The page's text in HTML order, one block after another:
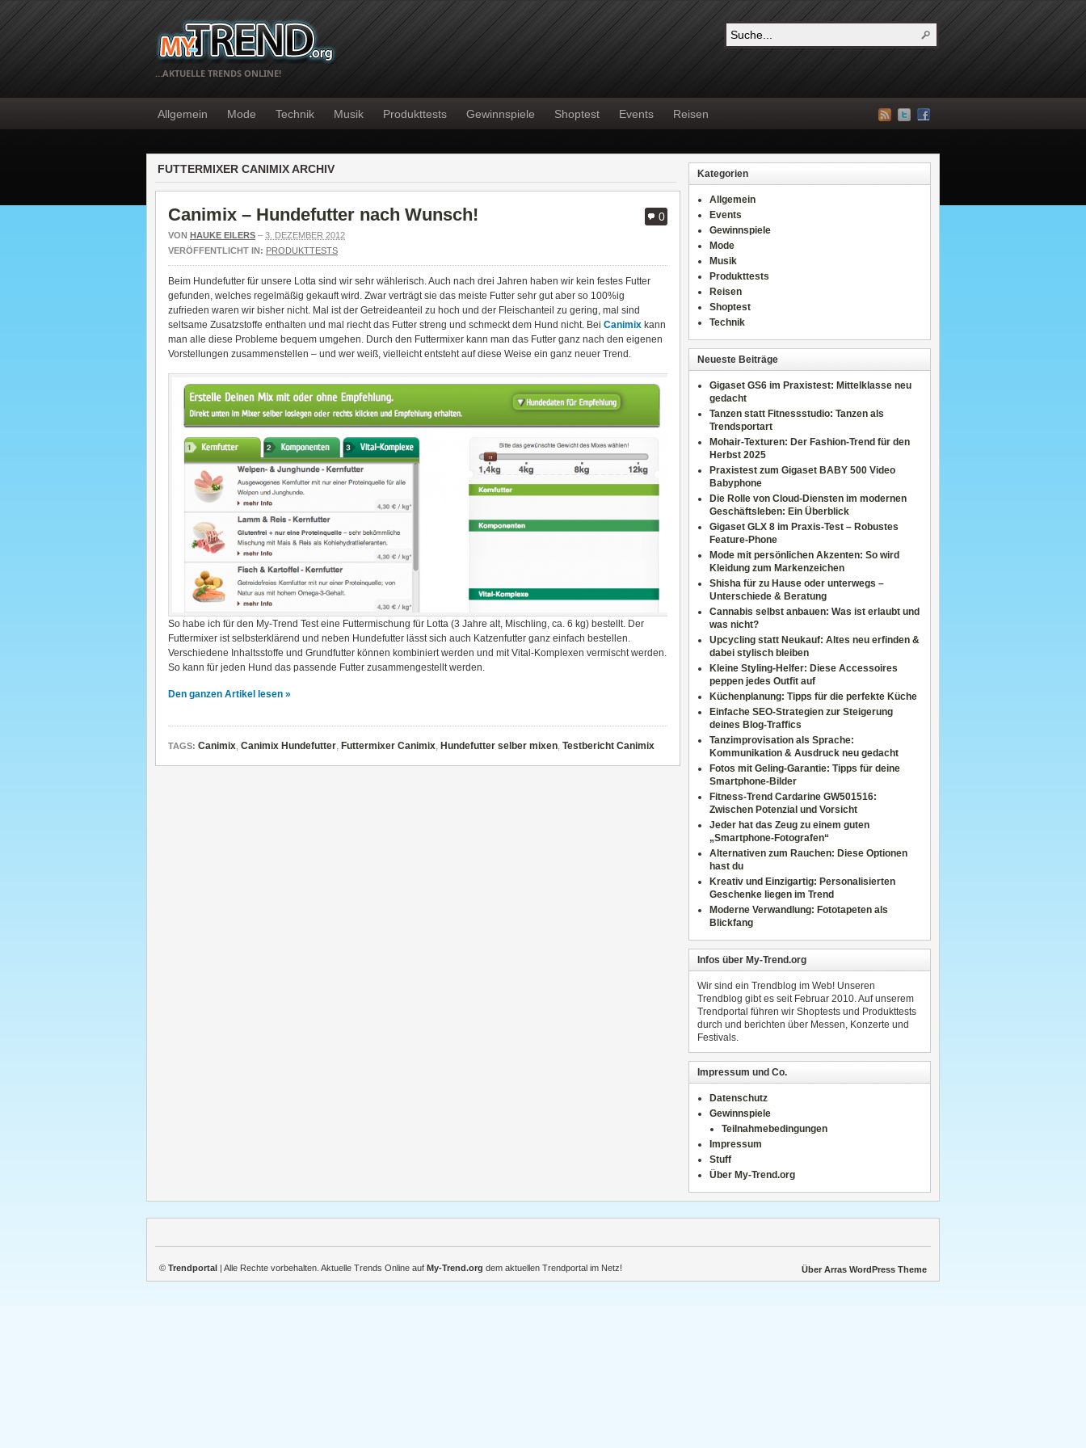
…AKTUELLE TRENDS ONLINE!
Allgemein Mode Technik Musik Produkttests Gewinnspiele Shoptest Events Reisen
FUTTERMIXER CANIMIX ARCHIV
0
Canimix – Hundefutter nach Wunsch!
VON HAUKE EILERS – 3. DEZEMBER 2012
VERÖFFENTLICHT IN: PRODUKTTESTS
Beim Hundefutter für unsere Lotta sind wir sehr wählerisch. Auch nach drei Jahren haben wir kein festes Futter
gefunden, welches regelmäßig gekauft wird. Zwar verträgt sie das meiste Futter sehr gut aber so 100%ig
zufrieden waren wir bisher nicht. Mal ist der Getreideanteil zu hoch und der Fleischanteil zu gering, mal sind
seltsame Zusatzstoffe enthalten und mal riecht das Futter streng und schmeckt dem Hund nicht. Bei Canimix kann
man alle diese Probleme bequem umgehen. Durch den Futtermixer kann man das Futter ganz nach den eigenen
Vorstellungen zusammenstellen – und wer weiß, vielleicht entsteht auf diese Weise ein ganz neuer Trend.
So habe ich für den My-Trend Test eine Futtermischung für Lotta (3 Jahre alt, Mischling, ca. 6 kg) bestellt. Der
Futtermixer ist selbsterklärend und neben Hundefutter lässt sich auch Katzenfutter ganz einfach bestellen.
Verschiedene Inhaltsstoffe und Grundfutter können kombiniert werden und mit Vital-Komplexen vermischt werden.
So kann für jeden Hund das passende Futter zusammengestellt werden.
Den ganzen Artikel lesen »
TAGS: Canimix, Canimix Hundefutter, Futtermixer Canimix, Hundefutter selber mixen, Testbericht Canimix
Kategorien
Allgemein
Events
Gewinnspiele
Mode
Musik
Produkttests
Reisen
Shoptest
Technik
Neueste Beiträge
Gigaset GS6 im Praxistest: Mittelklasse neu
gedacht
Tanzen statt Fitnessstudio: Tanzen als
Trendsportart
Mohair-Texturen: Der Fashion-Trend für den
Herbst 2025
Praxistest zum Gigaset BABY 500 Video
Babyphone
Die Rolle von Cloud-Diensten im modernen
Geschäftsleben: Ein Überblick
Gigaset GLX 8 im Praxis-Test – Robustes
Feature-Phone
Mode mit persönlichen Akzenten: So wird
Kleidung zum Markenzeichen
Shisha für zu Hause oder unterwegs –
Unterschiede & Beratung
Cannabis selbst anbauen: Was ist erlaubt und
was nicht?
Upcycling statt Neukauf: Altes neu erfinden &
dabei stylisch bleiben
Kleine Styling-Helfer: Diese Accessoires
peppen jedes Outfit auf
Küchenplanung: Tipps für die perfekte Küche
Einfache SEO-Strategien zur Steigerung
deines Blog-Traffics
Tanzimprovisation als Sprache:
Kommunikation & Ausdruck neu gedacht
Fotos mit Geling-Garantie: Tipps für deine
Smartphone-Bilder
Fitness-Trend Cardarine GW501516:
Zwischen Potenzial und Vorsicht
Jeder hat das Zeug zu einem guten
„Smartphone-Fotografen“
Alternativen zum Rauchen: Diese Optionen
hast du
Kreativ und Einzigartig: Personalisierten
Geschenke liegen im Trend
Moderne Verwandlung: Fototapeten als
Blickfang
Infos über My-Trend.org
Wir sind ein Trendblog im Web! Unseren
Trendblog gibt es seit Februar 2010. Auf unserem
Trendportal führen wir Shoptests und Produkttests
durch und berichten über Messen, Konzerte und
Festivals.
Impressum und Co.
Datenschutz
Gewinnspiele
Teilnahmebedingungen
Impressum
Stuff
Über My-Trend.org
Über Arras WordPress Theme
© Trendportal | Alle Rechte vorbehalten. Aktuelle Trends Online auf My-Trend.org dem aktuellen Trendportal im Netz!